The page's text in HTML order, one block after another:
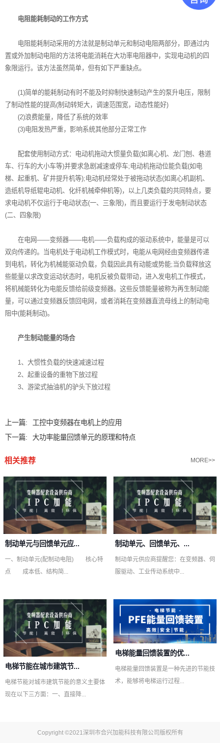
电阻能耗制动的工作方式
电阻能耗制动采用的方法就是制动单元和制动电阻两部分，即通过内
置或外加制动电阻的方法将电能消耗在大功率电阻器中，实现电动机的四
象限运行。该方法虽然简单，但有如下严重缺点。
(1)简单的能耗制动有时不能及时抑制快速制动产生的泵升电压，限制
了制动性能的提高(制动转矩大，调速范围宽，动态性能好)
(2)浪费能量，降低了系统的效率
(3)电阻发热严重，影响系统其他部分正常工作
配套使用制动方式：电动机拖动大惯量负载(如离心机、龙门刨、巷道
车、行车的大小车等)并要求急剧减速或停车;电动机拖动位能负载(如电
梯、起重机、矿井提升机等);电动机经常处于被拖动状态(如离心机副机、
造纸机导纸辊电动机、化纤机械牵伸机等)，以上几类负载的共同特点，要
求电动机不仅运行于电动状态(一、三象限)，而且要运行于发电制动状态
(二、四象限)
在电网——变频器——电机——负载构成的驱动系统中，能量是可以
双向传递的。当电机处于电动机工作模式时，电能从电网经由变频器传递
到电机，转化为机械能驱动负载，负载因此具有动能或势能;当负载释放这
些能量以求改变运动状态时，电机反被负载带动，进入发电机工作模式，
将机械能转化为电能反馈给前级变频器。这些反馈能量被称为再生制动能
量，可以通过变频器反馈回电网，或者消耗在变频器直流母线上的制动电
阻中(能耗制动)。
产生制动能量的场合
1、大惯性负载的快速减速过程
2、起重设备的重物下放过程
3、游梁式抽油机的驴头下放过程
上一篇:
工控中变频器在电机上的应用
下一篇:
大功率能量回馈单元的原理和特点
相关推荐 MORE>>
制动单元与回馈单元应...
一、制动单元(配制动电阻) 核心特
点 成本低、结构简...
制动单元、回馈单元、...
制动单元供应商提醒您：在变频器、伺
服驱动、工业传动系统中...
电梯节能在城市建筑节...
电梯节能对城市建筑节能的意义主要体
现在以下三方面：一、直接降...
电梯能量回馈装置的优...
电梯能量回馈装置是一种先进的节能技
术，能够将电梯运行过程...
Copyright ©2021深圳市合兴加能科技有限公司版权所有